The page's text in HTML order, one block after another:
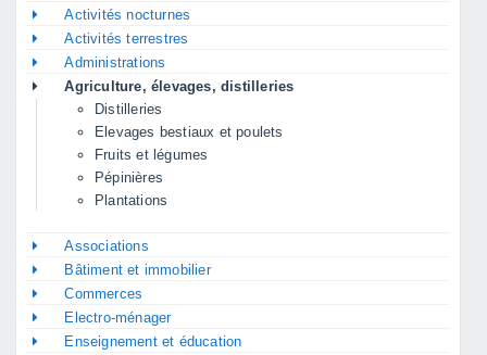
Activités nocturnes
Activités terrestres
Administrations
Agriculture, élevages, distilleries
Distilleries
Elevages bestiaux et poulets
Fruits et légumes
Pépinières
Plantations
Associations
Bâtiment et immobilier
Commerces
Electro-ménager
Enseignement et éducation